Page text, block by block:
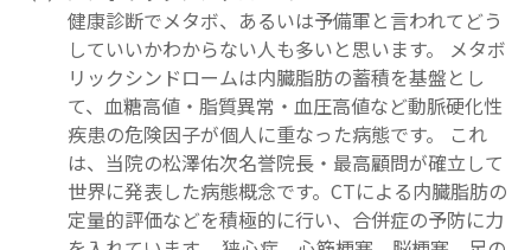
健康診断でメタボ、あるいは予備軍と言われてどう
していいかわからない人も多いと思います。 メタボ
リックシンドロームは内臓脂肪の蓄積を基盤とし
て、血糖高値・脂質異常・血圧高値など動脈硬化性
疾患の危険因子が個人に重なった病態です。 これ
は、当院の松澤佑次名誉院長・最高顧問が確立して
世界に発表した病態概念です。CTによる内臓脂肪の
定量的評価などを積極的に行い、合併症の予防に力